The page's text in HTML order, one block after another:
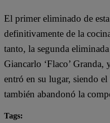
El primer eliminado de
definitivamente de la
tanto, la segunda
Giancarlo ‘Flaco’
entró en su lugar, siendo
también abandonó la
Tags: